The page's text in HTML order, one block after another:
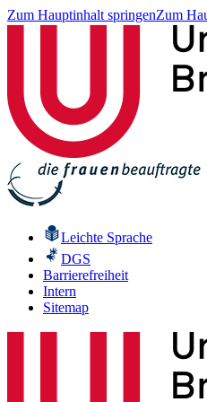
Zum Hauptinhalt springenZum
Leichte Sprache
DGS
Barrierefreiheit
Intern
Sitemap